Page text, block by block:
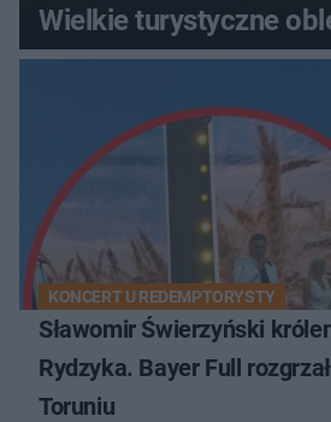
Wielkie turystyczne
KONCERT U REDEMPTORYSTY
Sławomir Świerzyński
Rydzyka. Bayer Full
Toruniu